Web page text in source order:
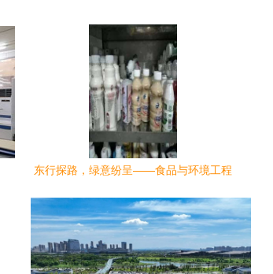
东行探路，绿意纷呈——食品与环境工程